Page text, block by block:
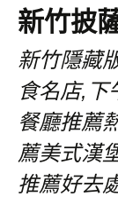
新竹披
新竹隱藏
食名店,下
餐廳推薦
薦美式漢
推薦好去